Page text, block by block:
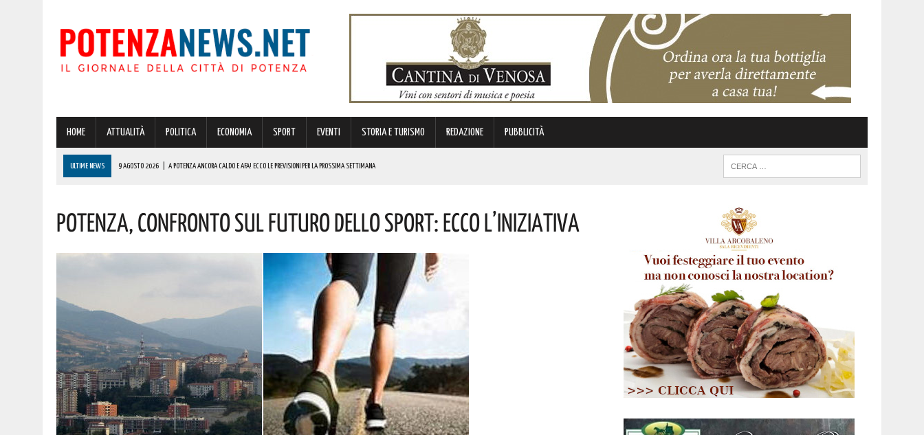
HOME ATTUALITÀ POLITICA ECONOMIA SPORT EVENTI STORIA E TURISMO REDAZIONE PUBBLICITÀ
ULTIME NEWS 9 AGOSTO 2026 A POTENZA ANCORA CALDO E AFA! ECCO LE PREVISIONI PER LA PROSSIMA SETTIMANA
9 AGOSTO 2026 | CASTELLO DI LAGOPESOLE, MANCA POCHISSIMO ALLE GIORNATE MEDIEVALI: QUEST’ANNO SI SVOLGERANNO CON UNA FORMULA COMPLETAMENTE RIVISITATA. ECCO IL PROGRAMMA
9 AGOSTO 2026 POTENZA, VINCITA DA RECORD IN PROVINCIA DI OLTRE 600000 EURO! AUGURI AL FORTUNATO
PROTEZIONE CIVILE GRUPPO LUCANO DI MARATEA DICE ADDIO A UNA SUA GIOVANE VOLONTARIA: “AVEVI SEMPRE VOGLIA DI IMPARARE, PARTECIPARE, ESSERE PRESENTE”. IL RICORDO
COMMOSSO
Potenza, Confronto Sul Futuro Dello Sport: Ecco L’iniziativa